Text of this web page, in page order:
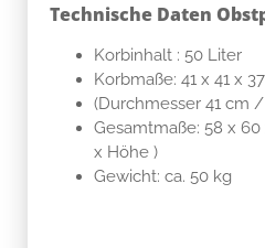
Technische Daten
Korbinhalt : 50 Liter
Korbmaße: 41 x 41 x
(Durchmesser 41 cm
Gesamtmaße: 58 x
x Höhe )
Gewicht: ca. 50 kg